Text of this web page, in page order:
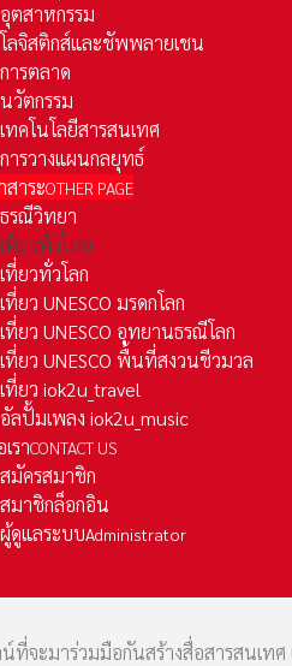
อุตสาหกรรม
โลจิสติกส์และชัพพลายเชน
การตลาด
นวัตกรรม
เทคโนโลยีสารสนเทศ
การวางแผนกลยุทธ์
าระOTHER PAGE
ธรณีวิทยา
เที่ยวทั่วไทย
เที่ยวทั่วโลก
เที่ยว UNESCO มรดกโลก
เที่ยว UNESCO อุทยานธรณีโลก
เที่ยว UNESCO พื้นที่สงวนชีวมวล
เที่ยว iok2u_travel
อัลปั้มเพลง iok2u_music
ราCONTACT US
สมัครสมาชิก
สมาชิกล็อกอิน
ผู้ดูแลระบบAdministrator
จะมาร่วมมือกันสร้างสื่อสารสนเท